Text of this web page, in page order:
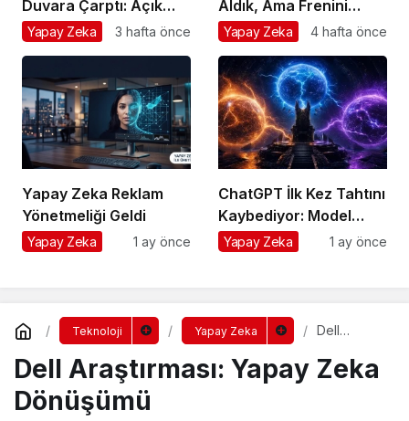
Duvara Çarptı: Açık
Model Yarışında Asıl
Yapay Zeka 3 hafta önce
Aldık, Ama Frenini
Takmayı Unuttuk
Yapay Zeka 4 hafta önce
Yapay Zeka Reklam
Yönetmeliği Geldi
Yapay Zeka 1 ay önce
ChatGPT İlk Kez Tahtını
Kaybediyor: Model
Savaşında Girişimcinin
Yapay Zeka 1 ay önce
Teknoloji Yapay Zeka
Dell
Yapay
Zeka
Dell Araştırması: Yapay Zeka
Dönüşümü